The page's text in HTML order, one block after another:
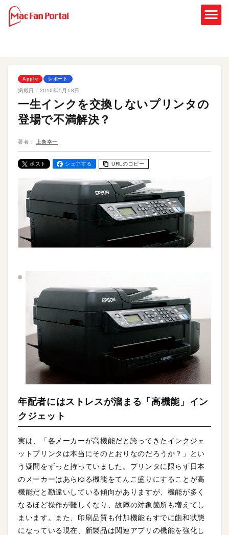
Apple レポート
掲載日： 2016年5月18日
一生インクを交換しないプリンタの
登場で不満解決？
著者： 上条幸一
ポスト シェアする URLのコピー
年配者にはストレスが溜まる「高機能」イン
クジェット
実は、「各メーカーが高機能だと誇ってきたインクジェ
ットプリンタは本当にそのとおりなのだろうか？」とい
う疑問をずっと持っていました。プリンタに限らず日本
のメーカーはあらゆる機能をてんこ盛りにすることが高
機能だと勘違いしている傾向がありますが、機能が多く
なるほど操作が難しくなり、故障の対象箇所も増えてし
まいます。また、印刷品質も付加機能もすでに飽和状態
になっている現在、新製品は関連アプリの機能を強化し